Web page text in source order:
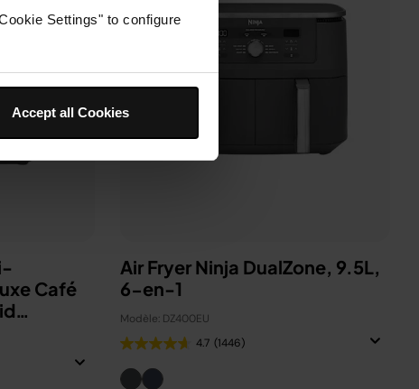
Settings" to configure
Accept all Cookies
Café
Air Fryer Ninja DualZone, 9.5L,
6-en-1
Modèle: DZ400EU
4.7 (1446)